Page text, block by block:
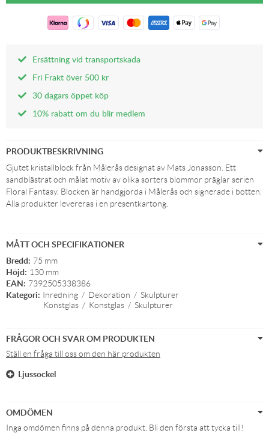
Ersättning vid transportskada
Fri Frakt över 500 kr
30 dagars öppet köp
10% rabatt om du blir medlem
PRODUKTBESKRIVNING
Gjutet kristallblock från Målerås designat av Mats Jonasson. Ett
sandblästrat och målat motiv av olika sorters blommor präglar serien
Floral Fantasy. Blocken är handgjorda i Målerås och signerade i botten.
Alla produkter levereras i en presentkartong.
MÅTT OCH SPECIFIKATIONER
Bredd: 75 mm
Höjd: 130 mm
EAN: 7392505338386
Kategori: Inredning / Dekoration / Skulpturer
Konstglas / Konstglas / Skulpturer
FRÅGOR OCH SVAR OM PRODUKTEN
Ställ en fråga till oss om den här produkten
Ljussockel
OMDÖMEN
Inga omdömen finns på denna produkt. Bli den första att tycka till!